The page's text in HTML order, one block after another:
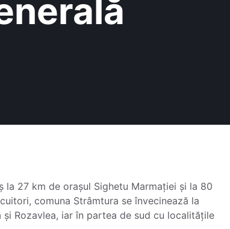
27 km de orașul Sighetu Marmației și la 80
comuna Strâmtura se învecinează la
Rozavlea, iar în partea de sud cu localitățile